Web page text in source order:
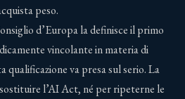
peso.
d’Europa la definisce il primo
vincolante in materia di
qualificazione va presa sul serio. La
l’AI Act, né per ripeterne le